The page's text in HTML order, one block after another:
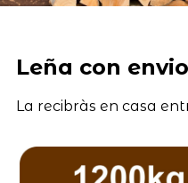
Leña con
La recibràs en casa